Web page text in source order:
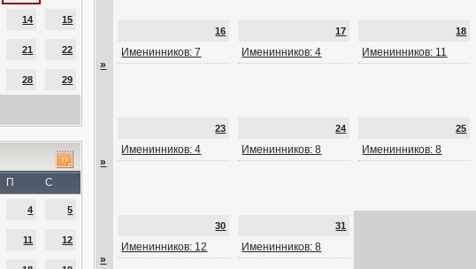
14 15
21 22
28 29
П С
4 5
11 12
»
16
Именинников: 7
17
Именинников: 4
18
Именинников: 11
»
23
Именинников: 4
24
Именинников: 8
25
Именинников: 8
»
30
Именинников: 12
31
Именинников: 8